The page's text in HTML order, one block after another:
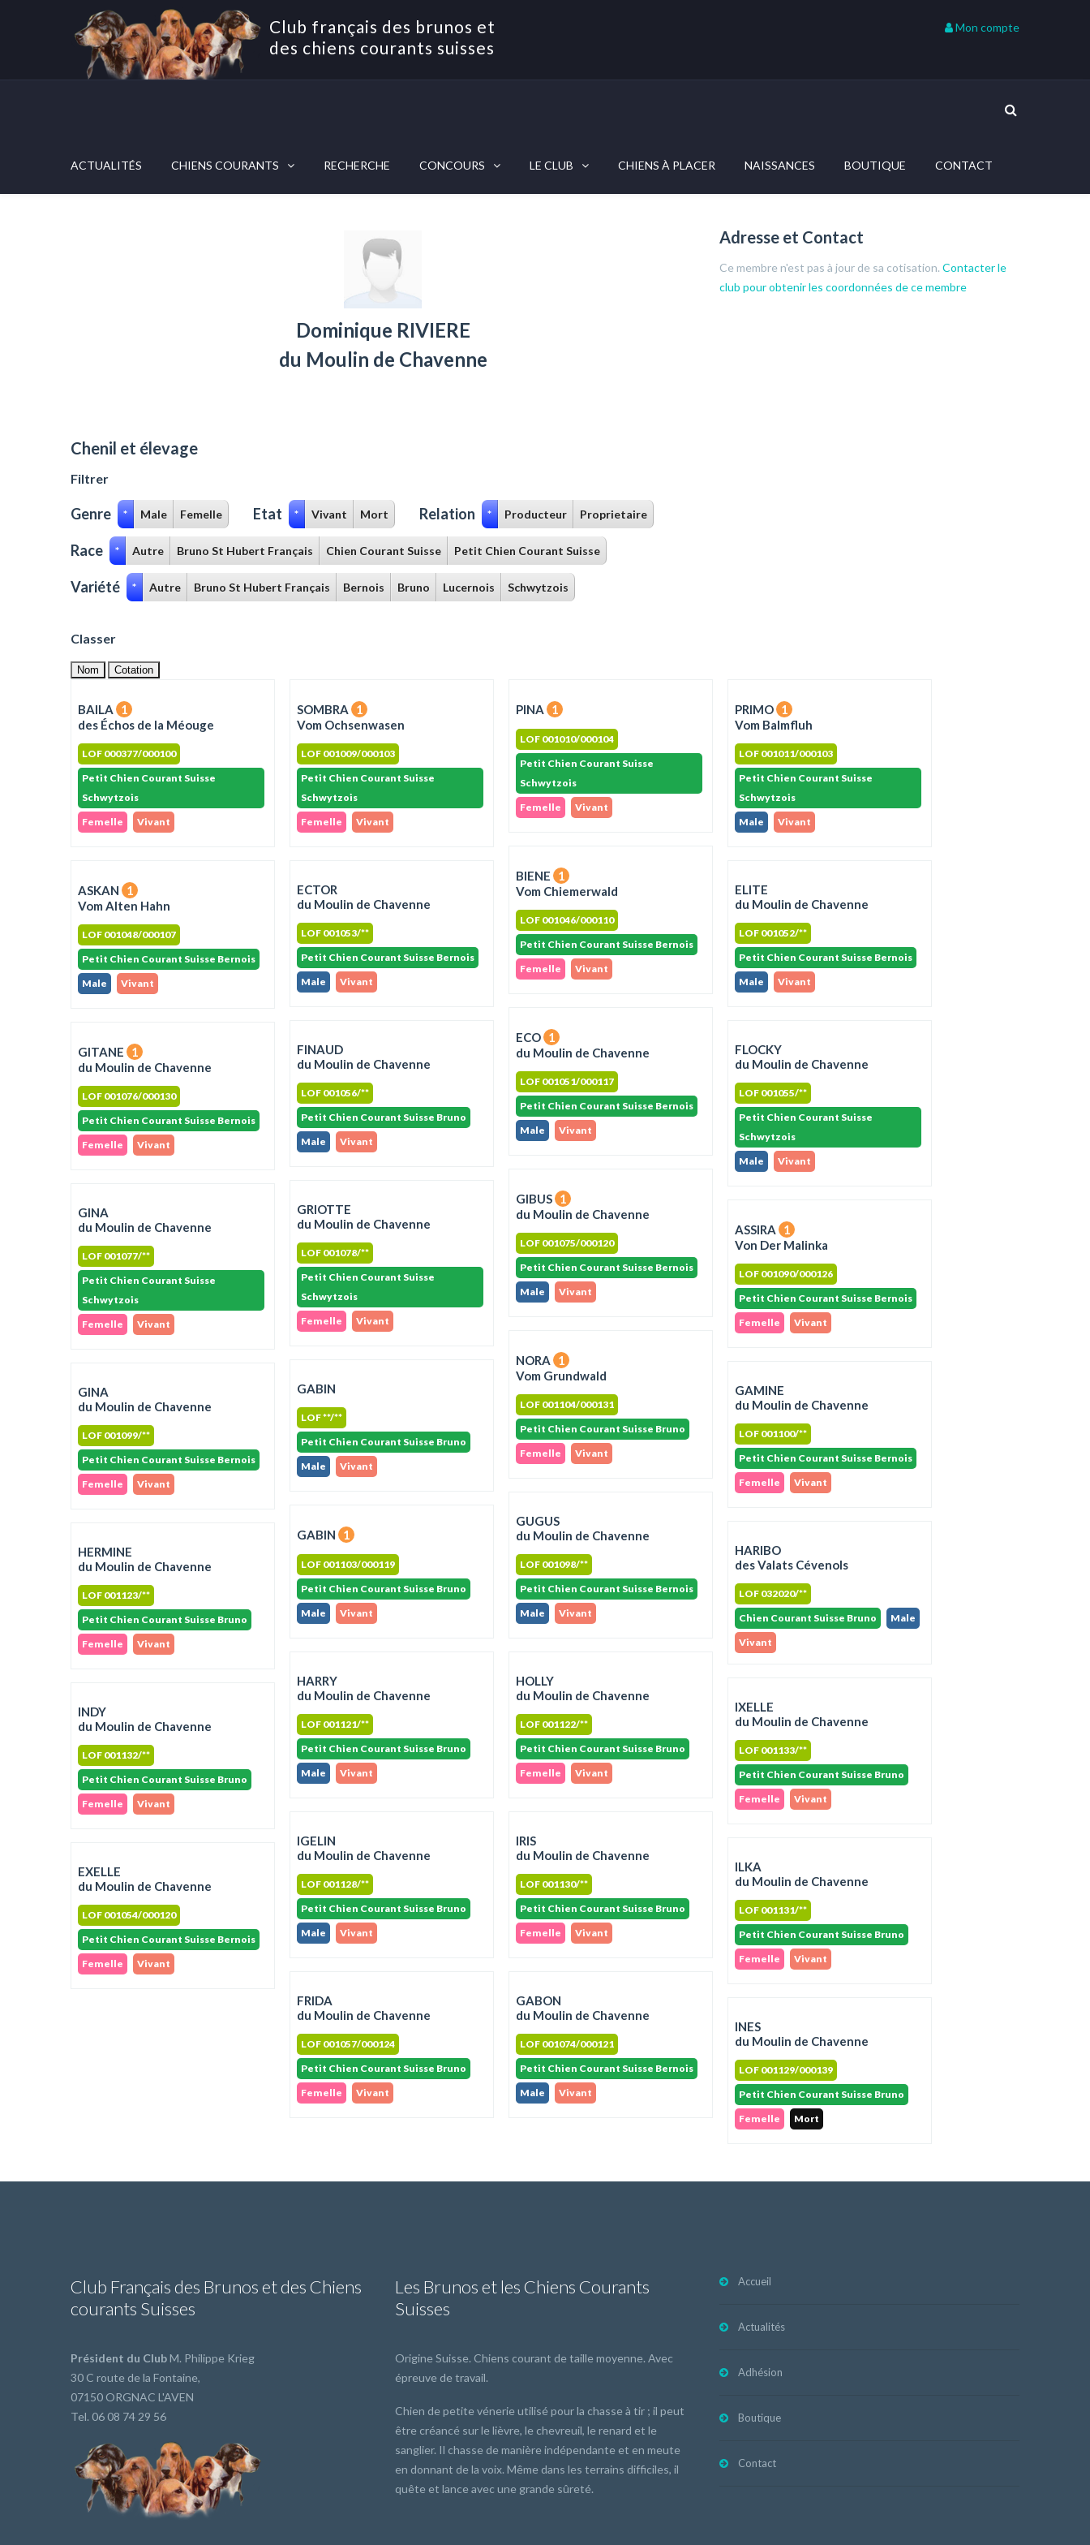
Club français des brunos et
des chiens courants suisses
Mon compte
ACTUALITÉS CHIENS COURANTS RECHERCHE CONCOURS LE CLUB CHIENS À PLACER NAISSANCES BOUTIQUE CONTACT
Dominique RIVIERE
du Moulin de Chavenne
Adresse et Contact
Ce membre n'est pas à jour de sa cotisation. Contacter le
club pour obtenir les coordonnées de ce membre
Chenil et élevage
Filtrer
Genre * Male Femelle Etat * Vivant Mort Relation * Producteur Proprietaire
Race * Autre Bruno St Hubert Français Chien Courant Suisse Petit Chien Courant Suisse
Variété * Autre Bruno St Hubert Français Bernois Bruno Lucernois Schwytzois
Classer
Nom Cotation
BAILA
1
des Échos de la Méouge
LOF 000377/000100
Petit Chien Courant Suisse
Schwytzois
Femelle
Vivant
SOMBRA
1
Vom Ochsenwasen
LOF 001009/000103
Petit Chien Courant Suisse
Schwytzois
Femelle
Vivant
PINA 1
LOF 001010/000104
Petit Chien Courant Suisse
Schwytzois
Femelle
Vivant
PRIMO 1
Vom Balmfluh
LOF 001011/000103
Petit Chien Courant Suisse
Schwytzois
Male
Vivant
BIENE
1
Vom Chiemerwald
LOF 001046/000110
Petit Chien Courant Suisse Bernois
Femelle
Vivant
ASKAN
1
Vom Alten Hahn
LOF 001048/000107
Petit Chien Courant Suisse Bernois
Male
Vivant
ECTOR
du Moulin de Chavenne
LOF 001053/**
Petit Chien Courant Suisse Bernois
Male
Vivant
ELITE
du Moulin de Chavenne
LOF 001052/**
Petit Chien Courant Suisse Bernois
Male
Vivant
ECO 1
du Moulin de Chavenne
LOF 001051/000117
Petit Chien Courant Suisse Bernois
Male
Vivant
FINAUD
du Moulin de Chavenne
LOF 001056/**
Petit Chien Courant Suisse Bruno
Male
Vivant
FLOCKY
du Moulin de Chavenne
LOF 001055/**
Petit Chien Courant Suisse
Schwytzois
Male
Vivant
GITANE
1
du Moulin de Chavenne
LOF 001076/000130
Petit Chien Courant Suisse Bernois
Femelle
Vivant
GIBUS 1
du Moulin de Chavenne
LOF 001075/000120
Petit Chien Courant Suisse Bernois
Male
Vivant
GRIOTTE
du Moulin de Chavenne
LOF 001078/**
Petit Chien Courant Suisse
Schwytzois
Femelle
Vivant
GINA
du Moulin de Chavenne
LOF 001077/**
Petit Chien Courant Suisse
Schwytzois
Femelle
Vivant
ASSIRA
1
Von Der Malinka
LOF 001090/000126
Petit Chien Courant Suisse Bernois
Femelle
Vivant
NORA
1
Vom Grundwald
LOF 001104/000131
Petit Chien Courant Suisse Bruno
Femelle
Vivant
GABIN
LOF **/**
Petit Chien Courant Suisse Bruno
Male
Vivant
GAMINE
du Moulin de Chavenne
LOF 001100/**
Petit Chien Courant Suisse Bernois
Femelle
Vivant
GINA
du Moulin de Chavenne
LOF 001099/**
Petit Chien Courant Suisse Bernois
Femelle
Vivant
GUGUS
du Moulin de Chavenne
LOF 001098/**
Petit Chien Courant Suisse Bernois
Male
Vivant
GABIN 1
LOF 001103/000119
Petit Chien Courant Suisse Bruno
Male
Vivant
HARIBO
des Valats Cévenols
LOF 032020/**
Chien Courant Suisse Bruno
Male
Vivant
HERMINE
du Moulin de Chavenne
LOF 001123/**
Petit Chien Courant Suisse Bruno
Femelle
Vivant
HARRY
du Moulin de Chavenne
LOF 001121/**
Petit Chien Courant Suisse Bruno
Male
Vivant
HOLLY
du Moulin de Chavenne
LOF 001122/**
Petit Chien Courant Suisse Bruno
Femelle
Vivant
IXELLE
du Moulin de Chavenne
LOF 001133/**
Petit Chien Courant Suisse Bruno
Femelle
Vivant
INDY
du Moulin de Chavenne
LOF 001132/**
Petit Chien Courant Suisse Bruno
Femelle
Vivant
IGELIN
du Moulin de Chavenne
LOF 001128/**
Petit Chien Courant Suisse Bruno
Male
Vivant
IRIS
du Moulin de Chavenne
LOF 001130/**
Petit Chien Courant Suisse Bruno
Femelle
Vivant
ILKA
du Moulin de Chavenne
LOF 001131/**
Petit Chien Courant Suisse Bruno
Femelle
Vivant
EXELLE
du Moulin de Chavenne
LOF 001054/000120
Petit Chien Courant Suisse Bernois
Femelle
Vivant
FRIDA
du Moulin de Chavenne
LOF 001057/000124
Petit Chien Courant Suisse Bruno
Femelle
Vivant
GABON
du Moulin de Chavenne
LOF 001074/000121
Petit Chien Courant Suisse Bernois
Male
Vivant
INES
du Moulin de Chavenne
LOF 001129/000139
Petit Chien Courant Suisse Bruno
Femelle
Mort
Club Français des Brunos et des Chiens
courants Suisses
Président du ClubM. Philippe Krieg
30 C route de la Fontaine,
07150 ORGNAC L'AVEN
Tel. 06 08 74 29 56
Les Brunos et les Chiens Courants
Suisses
Origine Suisse. Chiens courant de taille moyenne. Avec
épreuve de travail.
Chien de petite vénerie utilisé pour la chasse à tir ; il peut
être créancé sur le lièvre, le chevreuil, le renard et le
sanglier. Il chasse de manière indépendante et en meute
en donnant de la voix. Même dans les terrains difficiles, il
quête et lance avec une grande sûreté.
Accueil
Actualités
Adhésion
Boutique
Contact